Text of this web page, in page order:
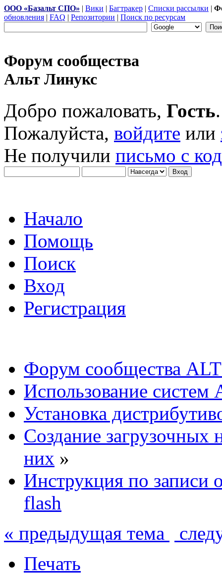
ООО «Базальт СПО» | Вики | Багтракер | Списки рассылки |
обновления | FAQ | Репозитории | Поиск по ресурсам
Форум сообщества
Альт Линукс
Добро пожаловать, Гость.
Пожалуйста, войдите или
Не получили письмо с
Начало
Помощь
Поиск
Вход
Регистрация
Форум сообщества
Использование систем
Установка
Создание загрузочных
них »
Инструкция по записи
flash
« предыдущая тема
Печать